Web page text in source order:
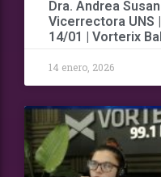
Dra. Andrea
Vicerrectora UNS
14/01 | Vorterix
14 enero, 2026